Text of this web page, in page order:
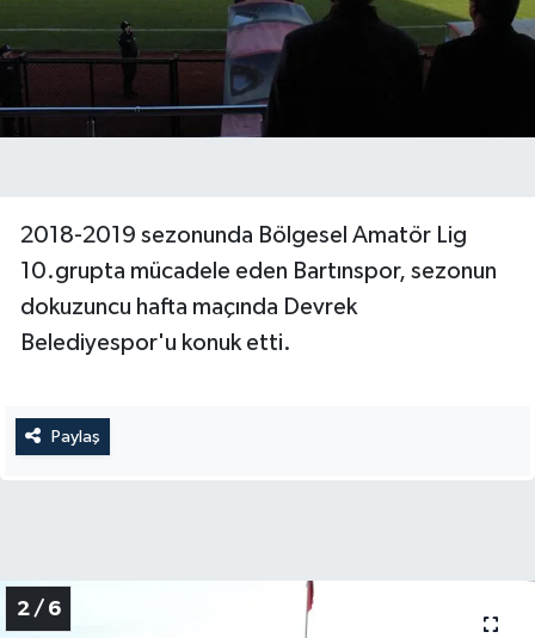
2018-2019 sezonunda Bölgesel Amatör Lig
10.grupta mücadele eden Bartınspor, sezonun
dokuzuncu hafta maçında Devrek
Belediyespor'u konuk etti.
Paylaş
2 / 6
Yerel Yönetimler
DÜNYA